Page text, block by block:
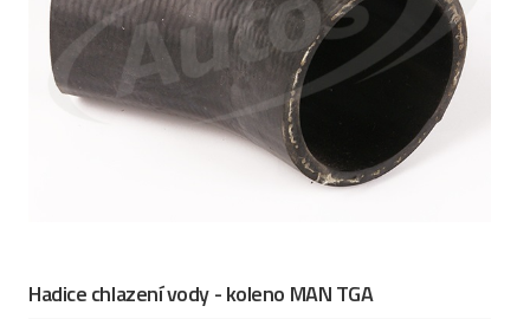
Hadice chlazení vody - koleno MAN TGA